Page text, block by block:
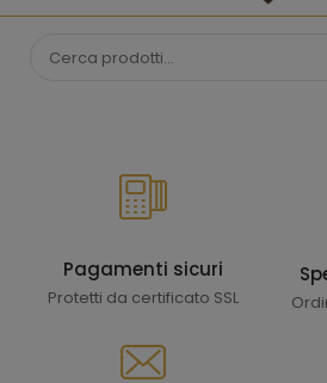
donna. Acquista
Pagamenti sicuri
Protetti da certificato SSL